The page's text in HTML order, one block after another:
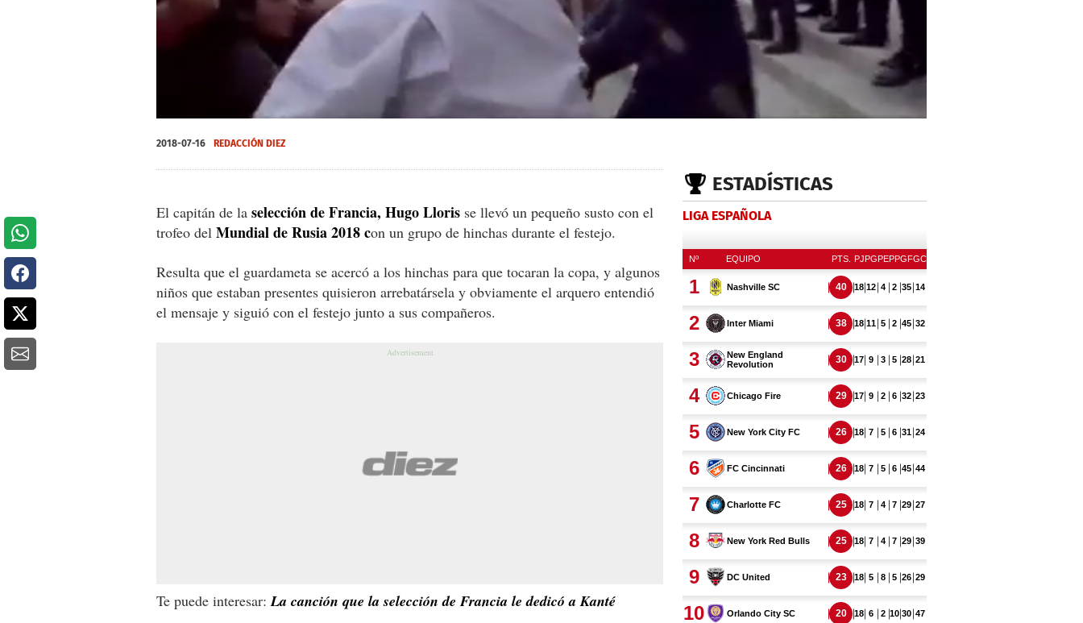
seconds
of
2018-07-16 REDACCIÓN DIEZ
El capitán de la selección de Francia, Hugo Lloris se llevó un pequeño susto con el
trofeo del Mundial de Rusia 2018 con un grupo de hinchas durante el festejo.
Resulta que el guardameta se acercó a los hinchas para que tocaran la copa, y algunos
niños que estaban presentes quisieron arrebatársela y obviamente el arquero entendió
el mensaje y siguió con el festejo junto a sus compañeros.
Te puede interesar: La canción que la selección de Francia le dedicó a Kanté
ESTADÍSTICAS
LIGA ESPAÑOLA